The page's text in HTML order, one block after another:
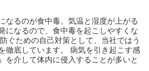
なるのが食中毒。気温と湿度が上がる
になるので、食中毒を起こしやすくな
ぐための自己対策として、当社ではう
徹底しています。 病気を引き起こす感
を介して体内に侵入することが多いと